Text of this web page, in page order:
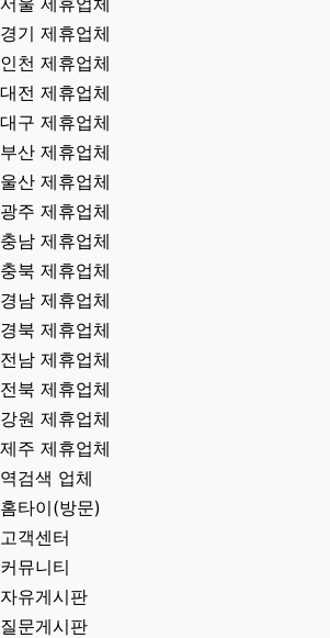
경기 제휴업체
인천 제휴업체
대전 제휴업체
대구 제휴업체
부산 제휴업체
울산 제휴업체
광주 제휴업체
충남 제휴업체
충북 제휴업체
경남 제휴업체
경북 제휴업체
전남 제휴업체
전북 제휴업체
강원 제휴업체
제주 제휴업체
역검색 업체
홈타이(방문)
고객센터
커뮤니티
자유게시판
질문게시판